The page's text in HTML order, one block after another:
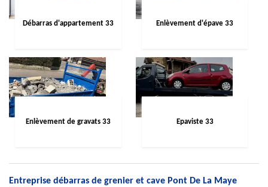
Débarras d'appartement 33 Enlèvement d'épave 33
Enlèvement de gravats 33 Epaviste 33
Entreprise débarras de grenier et cave Pont De La Maye